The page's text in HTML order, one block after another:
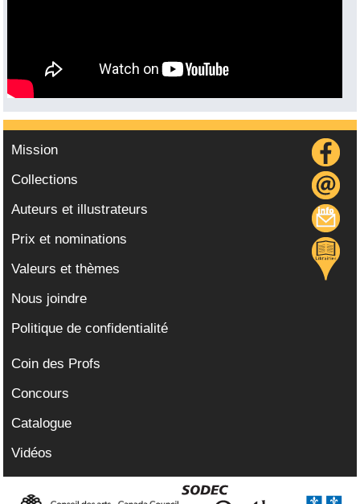
Mission
Collections
Auteurs et illustrateurs
Prix et nominations
Valeurs et thèmes
Nous joindre
Politique de confidentialité
Coin des Profs
Concours
Catalogue
Vidéos